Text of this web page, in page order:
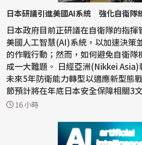
日本研議引進美國AI系統 強化自衛隊
日本政府目前正研議在自衛隊的指
美國人工智慧(AI)系統，以加速決策
的作戰行動；然而，如何避免自衛隊
成一大難題。 日經亞洲(Nikkei Asia)報導，AI系統將是
未來5年防衛能力轉型以適應新型態
節預計將在年底日本安全保障相關3
16 小時